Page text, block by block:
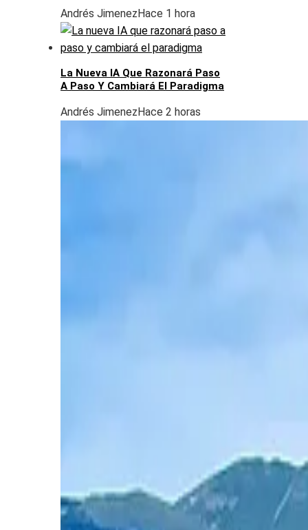
Andrés JimenezHace 1 hora
La Nueva IA Que Razonará Paso
A Paso Y Cambiará El Paradigma
Andrés JimenezHace 2 horas